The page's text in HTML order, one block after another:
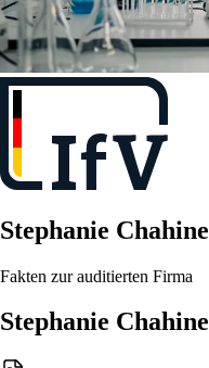
Stephanie Chahine
Fakten zur auditierten Firma
Stephanie Chahine